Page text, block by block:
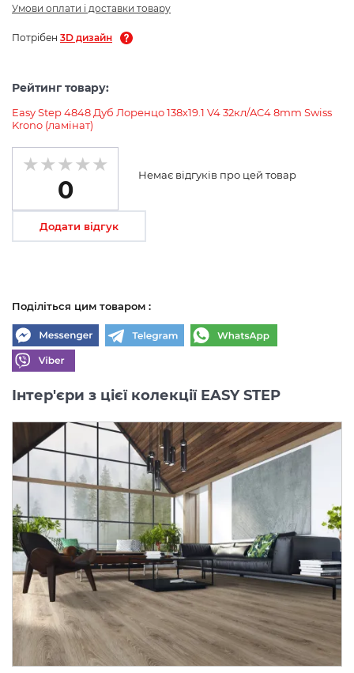
Умови оплати і доставки товару
Потрібен 3D дизайн
Рейтинг товару:
Easy Step 4848 Дуб Лоренцо 138х19.1 V4 32кл/AC4 8mm Swiss
Krono (ламінат)
0
Немає відгуків про цей товар
Додати відгук
Поділіться цим товаром :
Інтер'єри з цієї колекції EASY STEP